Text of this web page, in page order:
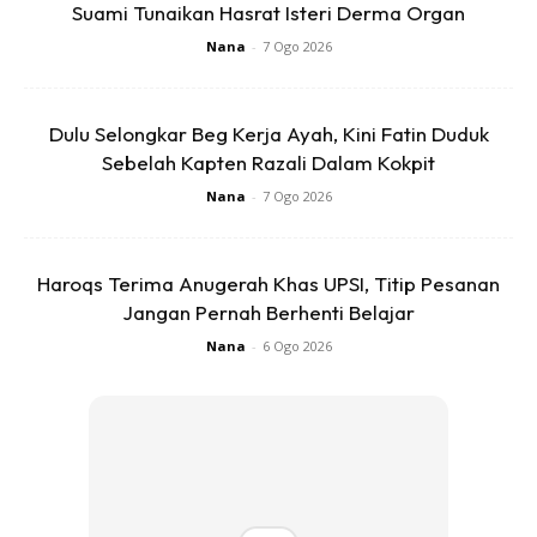
Ads
“Selepas menjalani pelbagai perkara sepanjang
Suami Tunaikan Hasrat Isteri Derma Organ
Nana - 7 Ogo 2026
Dulu Selongkar Beg Kerja Ayah, Kini Fatin Duduk
Sebelah Kapten Razali Dalam Kokpit
Nana - 7 Ogo 2026
Haroqs Terima Anugerah Khas UPSI, Titip Pesanan
Jangan Pernah Berhenti Belajar
Nana - 6 Ogo 2026